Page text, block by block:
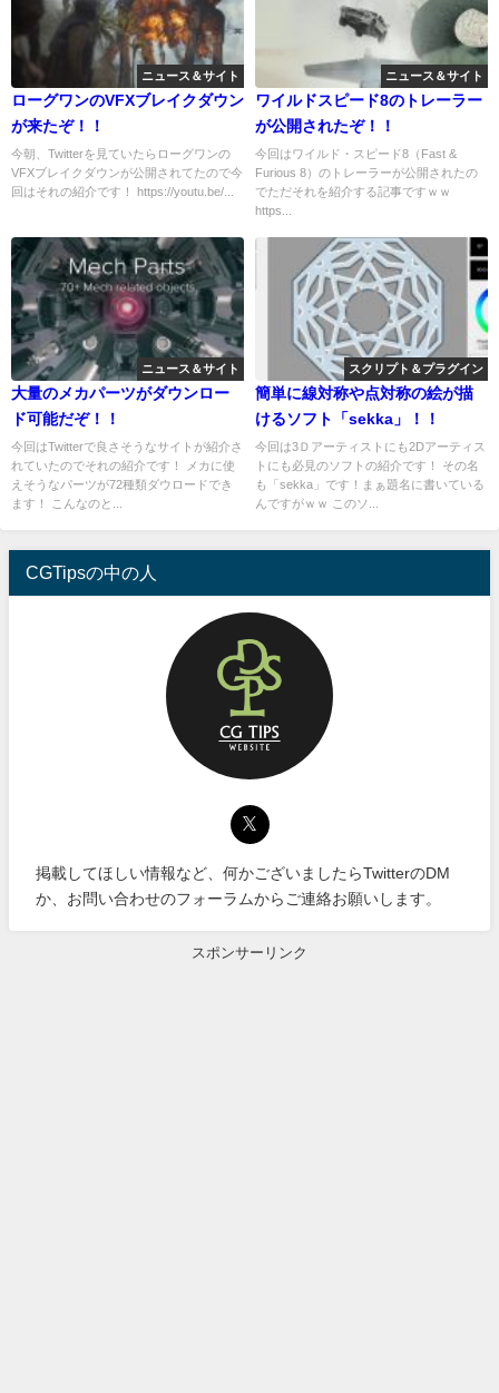
ニュース＆サイト
ローグワンのVFXブレイクダウン
が来たぞ！！
今朝、Twitterを見ていたらローグワンの
VFXブレイクダウンが公開されてたので今
回はそれの紹介です！ https://youtu.be/...
ニュース＆サイト
ワイルドスピード8のトレーラー
が公開されたぞ！！
今回はワイルド・スピード8（Fast &
Furious 8）のトレーラーが公開されたの
でただそれを紹介する記事ですｗｗ
https...
ニュース＆サイト
大量のメカパーツがダウンロー
ド可能だぞ！！
今回はTwitterで良さそうなサイトが紹介さ
れていたのでそれの紹介です！ メカに使
えそうなパーツが72種類ダウロードでき
ます！ こんなのと...
スクリプト＆プラグイン
簡単に線対称や点対称の絵が描
けるソフト「sekka」！！
今回は3Ｄアーティストにも2Dアーティス
トにも必見のソフトの紹介です！ その名
も「sekka」です！まぁ題名に書いている
んですがｗｗ このソ...
CGTipsの中の人
掲載してほしい情報など、何かございましたらTwitterのDM
か、お問い合わせのフォーラムからご連絡お願いします。
スポンサーリンク